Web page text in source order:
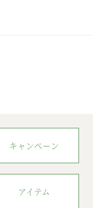
キャンペーン
アイテム